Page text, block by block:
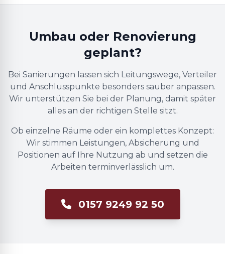
Umbau oder Renovierung
geplant?
Bei Sanierungen lassen sich Leitungswege, Verteiler
und Anschlusspunkte besonders sauber anpassen.
Wir unterstützen Sie bei der Planung, damit später
alles an der richtigen Stelle sitzt.
Ob einzelne Räume oder ein komplettes Konzept:
Wir stimmen Leistungen, Absicherung und
Positionen auf Ihre Nutzung ab und setzen die
Arbeiten terminverlässlich um.
0157 9249 92 50